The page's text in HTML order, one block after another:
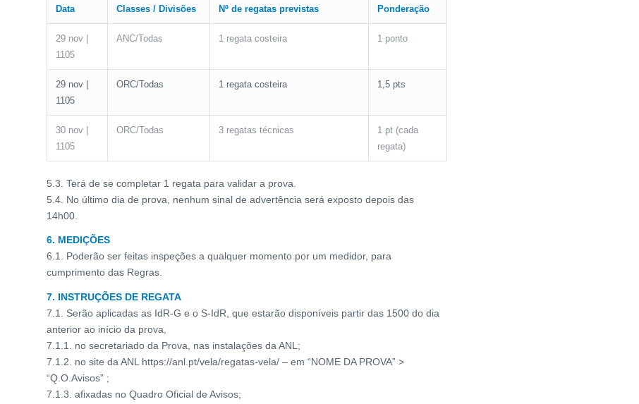
Data Classes / Divisões Nº de regatas previstas Ponderação
29 nov |
1105
ANC/Todas 1 regata costeira 1 ponto
29 nov |
1105
ORC/Todas 1 regata costeira 1,5 pts
30 nov |
1105
ORC/Todas 3 regatas técnicas
1 pt (cada
regata)
5.3. Terá de se completar 1 regata para validar a prova.
5.4. No último dia de prova, nenhum sinal de advertência será exposto depois das
14h00.
6. MEDIÇÕES
6.1. Poderão ser feitas inspeções a qualquer momento por um medidor, para
cumprimento das Regras.
7. INSTRUÇÕES DE REGATA
7.1. Serão aplicadas as IdR-G e o S-IdR, que estarão disponíveis partir das 1500 do dia
anterior ao início da prova,
7.1.1. no secretariado da Prova, nas instalações da ANL;
7.1.2. no site da ANL https://anl.pt/vela/regatas-vela/ – em “NOME DA PROVA” >
“Q.O.Avisos” ;
7.1.3. afixadas no Quadro Oficial de Avisos;